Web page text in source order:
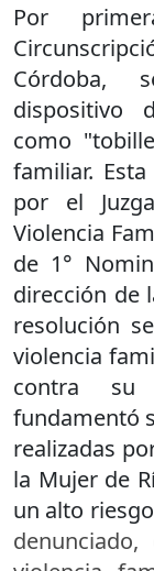
Por
Córdoba,
dispositivo
como
familiar.
por el
Violencia
de 1°
dirección de
resolución
violencia
contra su
fundamentó
realizadas
la Mujer de
un alto